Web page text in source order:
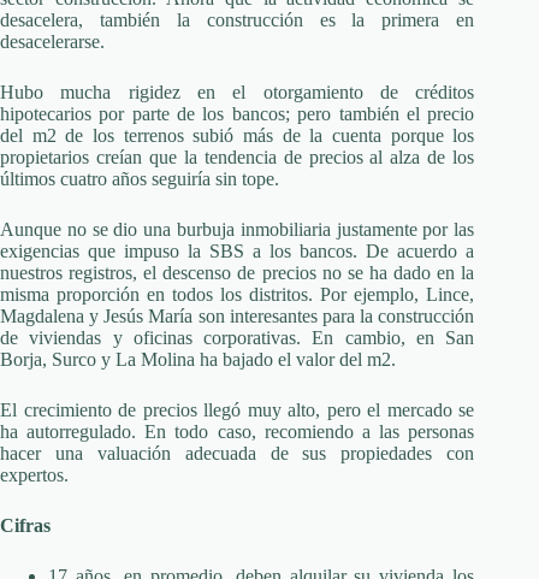
desacelera, también la construcción es la primera en
desacelerarse.
Hubo mucha rigidez en el otorgamiento de créditos
hipotecarios por parte de los bancos; pero también el precio
del m2 de los terrenos subió más de la cuenta porque los
propietarios creían que la tendencia de precios al alza de los
últimos cuatro años seguiría sin tope.
Aunque no se dio una burbuja inmobiliaria justamente por las
exigencias que impuso la SBS a los bancos. De acuerdo a
nuestros registros, el descenso de precios no se ha dado en la
misma proporción en todos los distritos. Por ejemplo, Lince,
Magdalena y Jesús María son interesantes para la construcción
de viviendas y oficinas corporativas. En cambio, en San
Borja, Surco y La Molina ha bajado el valor del m2.
El crecimiento de precios llegó muy alto, pero el mercado se
ha autorregulado. En todo caso, recomiendo a las personas
hacer una valuación adecuada de sus propiedades con
expertos.
Cifras